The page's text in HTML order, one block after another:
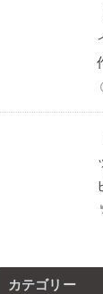
カテゴリー